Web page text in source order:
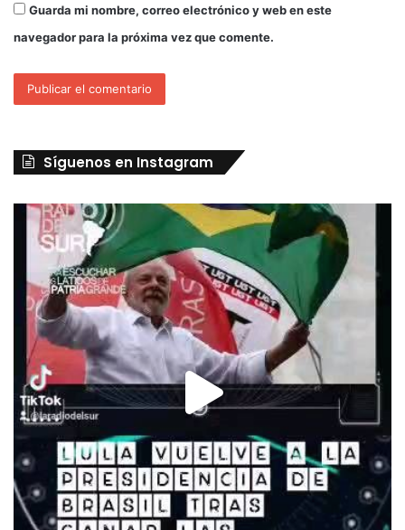
Guarda mi nombre, correo electrónico y web en este
navegador para la próxima vez que comente.
Síguenos en Instagram